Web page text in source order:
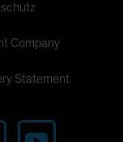
Company
Statement